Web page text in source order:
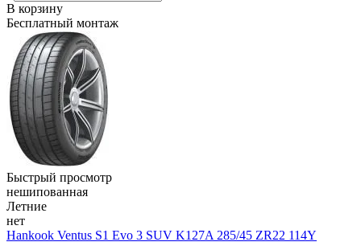
В корзину
Бесплатный монтаж
Быстрый просмотр
нешипованная
Летние
нет
Hankook Ventus S1 Evo 3 SUV K127A 285/45 ZR22 114Y